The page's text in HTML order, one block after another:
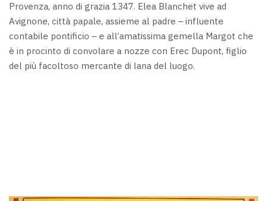
Provenza, anno di grazia 1347. Elea Blanchet vive ad
Avignone, città papale, assieme al padre ‒ influente
contabile pontificio ‒ e all’amatissima gemella Margot che
è in procinto di convolare a nozze con Erec Dupont, figlio
del più facoltoso mercante di lana del luogo.